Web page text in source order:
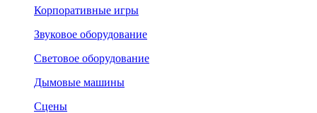
Корпоративные игры
Звуковое оборудование
Световое оборудование
Дымовые машины
Сцены